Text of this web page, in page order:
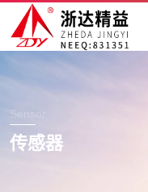
Sensor
传感器